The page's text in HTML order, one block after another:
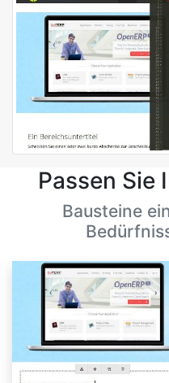
Passen Sie
Bausteine